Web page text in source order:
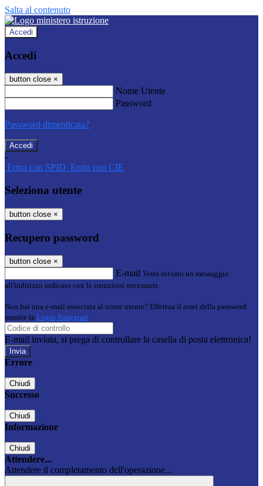
Salta al contenuto
Accedi
Accedi
button close ×
Nome Utente
Password
Password dimenticata?
-
Entra con SPID Entra con CIE
Seleziona utente
button close ×
Recupero password
button close ×
E-mail Verrà inviato un messaggio
all'indirizzo indicato con le istruzioni necessarie.
Non hai una e-mail associata al nome utente? Effettua il reset della password
tramite la Login Spaggiari
E-mail inviata, si prega di controllare la casella di posta elettronica!
Errore
Chiudi
Successo
Chiudi
Informazione
Chiudi
Attendere...
Attendere il completamento dell'operazione...